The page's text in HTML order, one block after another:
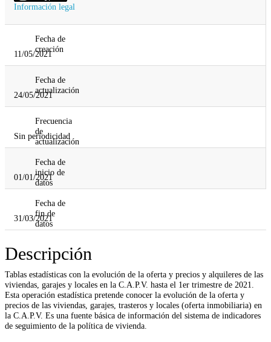
Información legal
Fecha de
creación
11/05/2021
Fecha de
actualización
24/05/2021
Frecuencia
de
actualización
Sin periodicidad
Fecha de
inicio de
datos
01/01/2021
Fecha de
fin de
datos
31/03/2021
Descripción
Tablas estadísticas con la evolución de la oferta y precios y alquileres de las
viviendas, garajes y locales en la C.A.P.V. hasta el 1er trimestre de 2021.
Esta operación estadística pretende conocer la evolución de la oferta y
precios de las viviendas, garajes, trasteros y locales (oferta inmobiliaria) en
la C.A.P.V. Es una fuente básica de información del sistema de indicadores
de seguimiento de la política de vivienda.